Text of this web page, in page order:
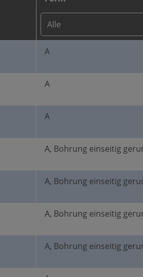
A
A
A
A, Bohrung einseitig
A, Bohrung einseitig
A, Bohrung einseitig
A, Bohrung einseitig